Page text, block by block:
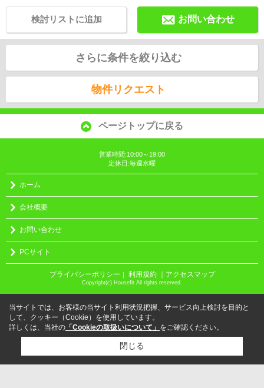
お問い合わせ
検討リストに追加
さらに条件を絞り込む
物件リクエスト
ページトップに戻る
営業時間:10:00～19:00
定休日:毎週水曜
ホーム
会社概要
お問い合わせ
PCサイト
プライバシーポリシー ｜ 利用規約 ｜アクセスマップ
Copyright(c) Housefit All rights reserved.
当サイトでは、お客様の当サイト利用状況把握、サービス向上検討を目的と
して、クッキー（Cookie）を使用しています。
詳しくは、当社の 「Cookieの取扱いについて」 をご確認ください。
閉じる